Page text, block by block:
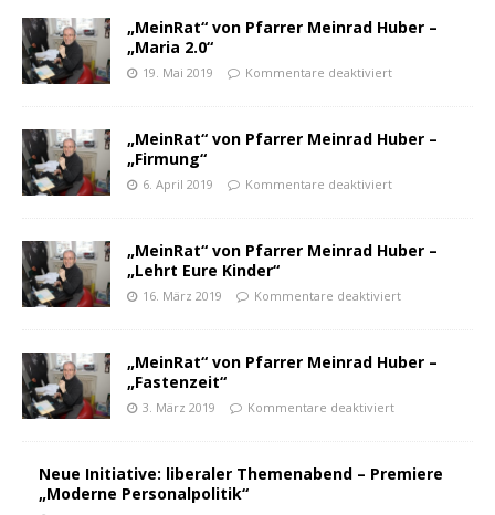
„MeinRat“ von Pfarrer Meinrad Huber –
„Maria 2.0“
19. Mai 2019 Kommentare deaktiviert
„MeinRat“ von Pfarrer Meinrad Huber –
„Firmung“
6. April 2019 Kommentare deaktiviert
„MeinRat“ von Pfarrer Meinrad Huber –
„Lehrt Eure Kinder“
16. März 2019 Kommentare deaktiviert
„MeinRat“ von Pfarrer Meinrad Huber –
„Fastenzeit“
3. März 2019 Kommentare deaktiviert
Neue Initiative: liberaler Themenabend – Premiere
„Moderne Personalpolitik“